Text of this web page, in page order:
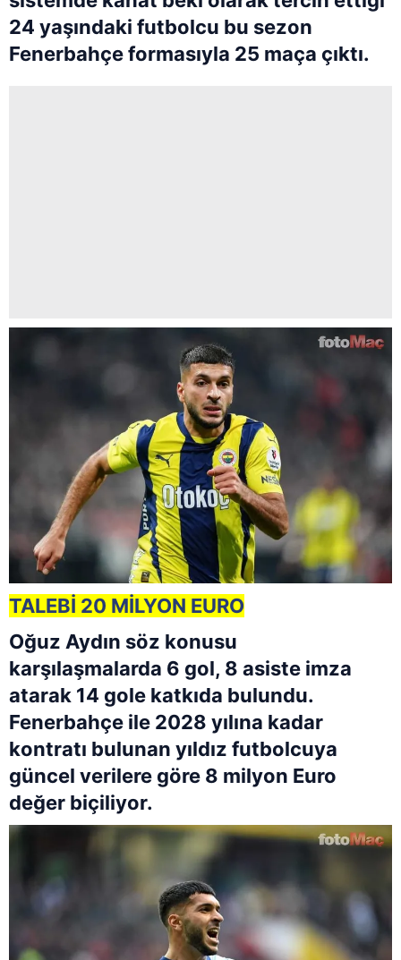
24 yaşındaki futbolcu bu sezon
Fenerbahçe formasıyla 25 maça çıktı.
TALEBİ 20 MİLYON EURO
Oğuz Aydın söz konusu
karşılaşmalarda 6 gol, 8 asiste imza
atarak 14 gole katkıda bulundu.
Fenerbahçe ile 2028 yılına kadar
kontratı bulunan yıldız futbolcuya
güncel verilere göre 8 milyon Euro
değer biçiliyor.